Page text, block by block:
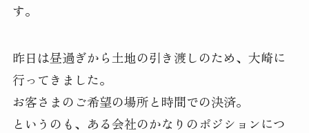
す。
昨日は昼過ぎから土地の引き渡しのため、大崎に
行ってきました。
お客さまのご希望の場所と時間での決済。
というのも、ある会社のかなりのポジションにつ